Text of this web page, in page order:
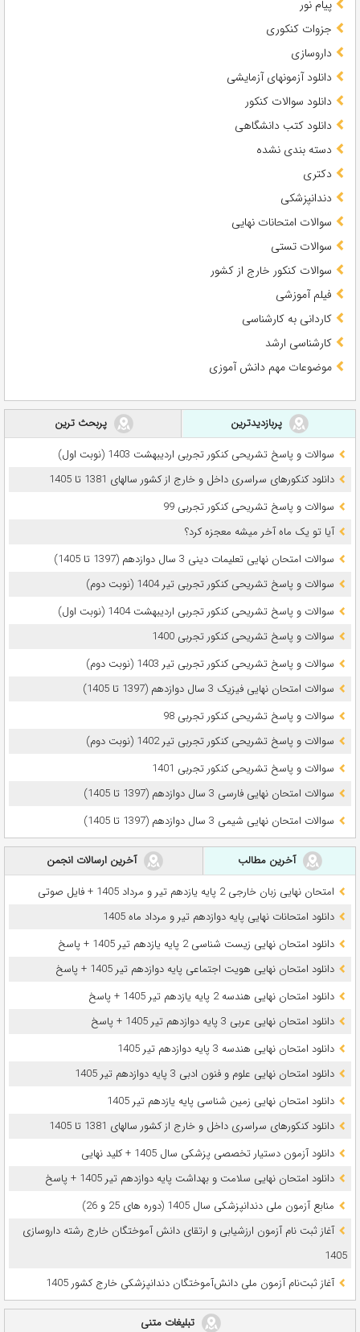
پیام نور
جزوات کنکوری
داروسازی
دانلود آزمونهای آزمایشی
دانلود سوالات کنکور
دانلود کتب دانشگاهی
دسته بندی نشده
دکتری
دندانپزشکی
سوالات امتحانات نهایی
سوالات تستی
سوالات کنکور خارج از کشور
فیلم آموزشی
کاردانی به کارشناسی
کارشناسی ارشد
موضوعات مهم دانش آموزی
پربازدیدترین
پربحث ترین
سوالات و پاسخ تشریحی کنکور تجربی اردیبهشت 1403 (نوبت اول)
دانلود کنکورهای سراسری داخل و خارج از کشور سالهای 1381 تا 1405
سوالات و پاسخ تشریحی کنکور تجربی 99
آیا تو یک ماه آخر میشه معجزه کرد؟
سوالات امتحان نهایی تعلیمات دینی 3 سال دوازدهم (1397 تا 1405)
سوالات و پاسخ تشریحی کنکور تجربی تیر 1404 (نوبت دوم)
سوالات و پاسخ تشریحی کنکور تجربی اردیبهشت 1404 (نوبت اول)
سوالات و پاسخ تشریحی کنکور تجربی 1400
سوالات و پاسخ تشریحی کنکور تجربی تیر 1403 (نوبت دوم)
سوالات امتحان نهایی فیزیک 3 سال دوازدهم (1397 تا 1405)
سوالات و پاسخ تشریحی کنکور تجربی 98
سوالات و پاسخ تشریحی کنکور تجربی تیر 1402 (نوبت دوم)
سوالات و پاسخ تشریحی کنکور تجربی 1401
سوالات امتحان نهایی فارسی 3 سال دوازدهم (1397 تا 1405)
سوالات امتحان نهایی شیمی 3 سال دوازدهم (1397 تا 1405)
آخرین مطالب
آخرین ارسالات انجمن
امتحان نهایی زبان خارجی 2 پایه یازدهم تیر و مرداد 1405 + فایل صوتی
دانلود امتحانات نهایی پایه دوازدهم تیر و مرداد ماه 1405
دانلود امتحان نهایی زیست شناسی 2 پایه یازدهم تیر 1405 + پاسخ
دانلود امتحان نهایی هویت اجتماعی پایه دوازدهم تیر 1405 + پاسخ
دانلود امتحان نهایی هندسه 2 پایه یازدهم تیر 1405 + پاسخ
دانلود امتحان نهایی عربی 3 پایه دوازدهم تیر 1405 + پاسخ
دانلود امتحان نهایی هندسه 3 پایه دوازدهم تیر 1405
دانلود امتحان نهایی علوم و فنون ادبی 3 پایه دوازدهم تیر 1405
دانلود امتحان نهایی زمین شناسی پایه یازدهم تیر 1405
دانلود کنکورهای سراسری داخل و خارج از کشور سالهای 1381 تا 1405
دانلود آزمون دستیار تخصصی پزشکی سال 1405 + کلید نهایی
دانلود امتحان نهایی سلامت و بهداشت پایه دوازدهم تیر 1405 + پاسخ
ﻣﻨﺎﺑﻊ آزﻣﻮن ﻣﻠﯽ دندانپزشکی سال 1405 (دوره های 25 و 26)
آغاز ثبت نام آزمون‌ ارزشیابی و ارتقای دانش آموختگان خارج رشته داروسازی
1405
آغاز ثبت‌نام آزمون ملی دانش‌آموختگان دندانپزشکی خارج کشور 1405
تبلیغات متنی